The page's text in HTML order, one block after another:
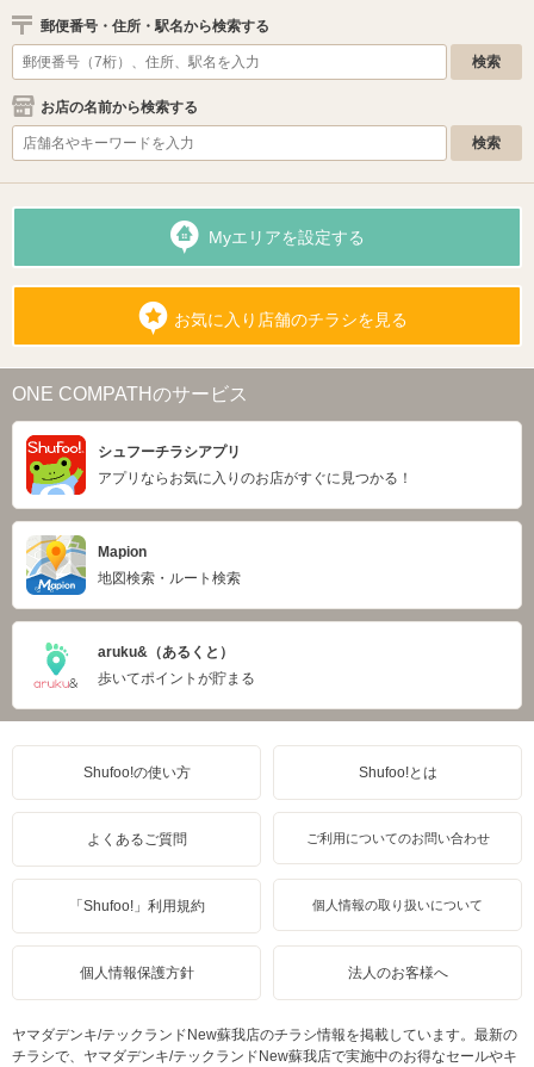
郵便番号・住所・駅名から検索する
お店の名前から検索する
Myエリアを設定する
お気に入り店舗のチラシを見る
ONE COMPATHのサービス
シュフーチラシアプリ
アプリならお気に入りのお店がすぐに見つかる！
Mapion
地図検索・ルート検索
aruku&（あるくと）
歩いてポイントが貯まる
Shufoo!の使い方 Shufoo!とは
よくあるご質問 ご利用についてのお問い合わせ
「Shufoo!」利用規約 個人情報の取り扱いについて
個人情報保護方針 法人のお客様へ
ヤマダデンキ/テックランドNew蘇我店のチラシ情報を掲載しています。最新の
チラシで、ヤマダデンキ/テックランドNew蘇我店で実施中のお得なセールやキ